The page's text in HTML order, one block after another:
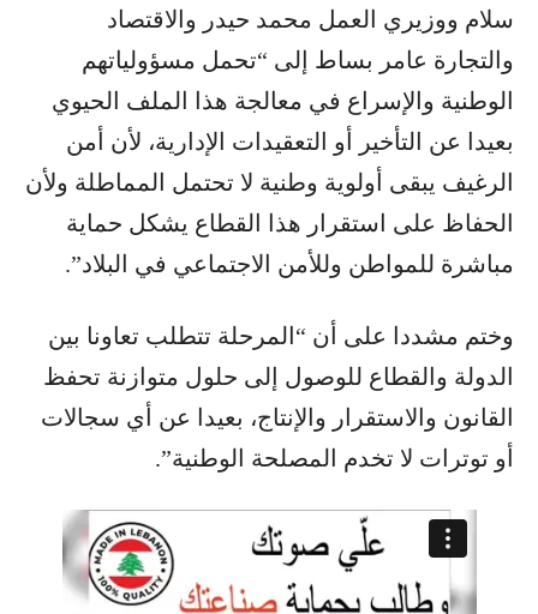
سلام ووزيري العمل محمد حيدر والاقتصاد
والتجارة عامر بساط إلى “تحمل مسؤولياتهم
الوطنية والإسراع في معالجة هذا الملف الحيوي
بعيدا عن التأخير أو التعقيدات الإدارية، لأن أمن
الرغيف يبقى أولوية وطنية لا تحتمل المماطلة ولأن
الحفاظ على استقرار هذا القطاع يشكل حماية
مباشرة للمواطن وللأمن الاجتماعي في البلاد”.
وختم مشددا على أن “المرحلة تتطلب تعاونا بين
الدولة والقطاع للوصول إلى حلول متوازنة تحفظ
القانون والاستقرار والإنتاج، بعيدا عن أي سجالات
أو توترات لا تخدم المصلحة الوطنية”.